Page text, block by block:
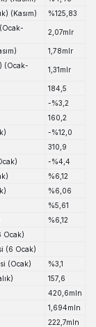
(Kasım) %125,83
2,07mlr
1,78mlr
(Ocak-
1,31mlr
184,5
-%3,2
160,2
-%12,0
310,9
-%4,4
%6,12
%6,06
%5,61
%6,12
Ocak)
(6 Ocak)
(Ocak)
%3,1
157,6
420,6mln
1,694mln
222,7mln